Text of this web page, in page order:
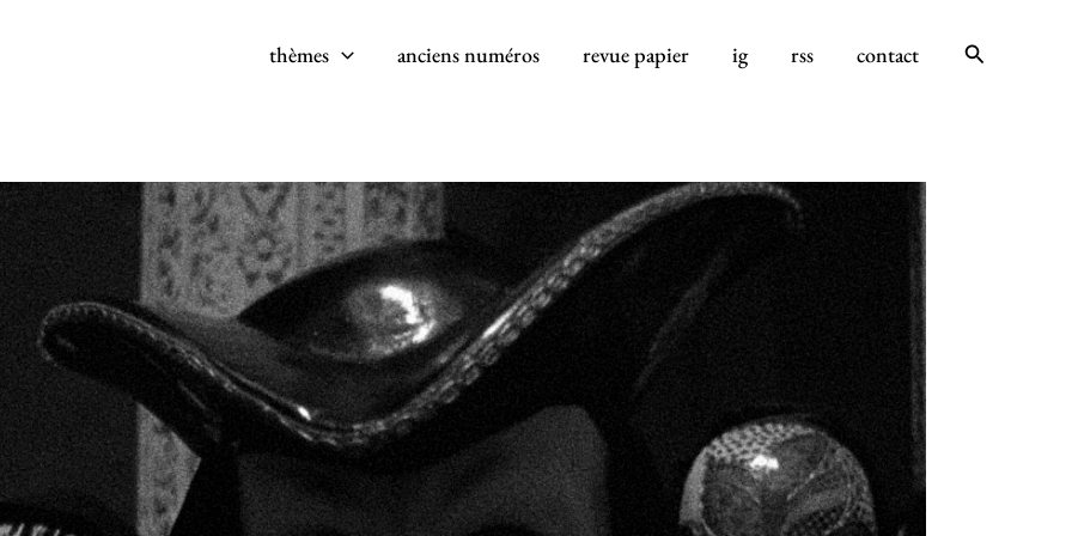
thèmes anciens numéros revue papier ig rss contact Rechercher